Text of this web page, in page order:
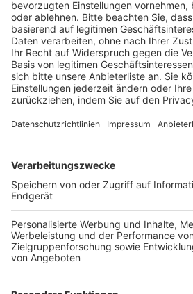
BFV-Geschäftsstellen
Trainerbörse
Login SpielPlus
FOLGE DEM BFV
TOP-VEREINE
TOP-PARTNER